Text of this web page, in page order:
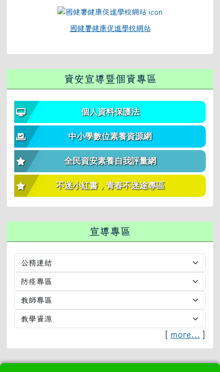
國健署健康促進學校網站
資安宣導暨個資專區
個人資料保護法
中小學數位素養資源網
全民資安素養自我評量網
不迷小紅書，青春不迷途專區
宣導專區
[ more... ]